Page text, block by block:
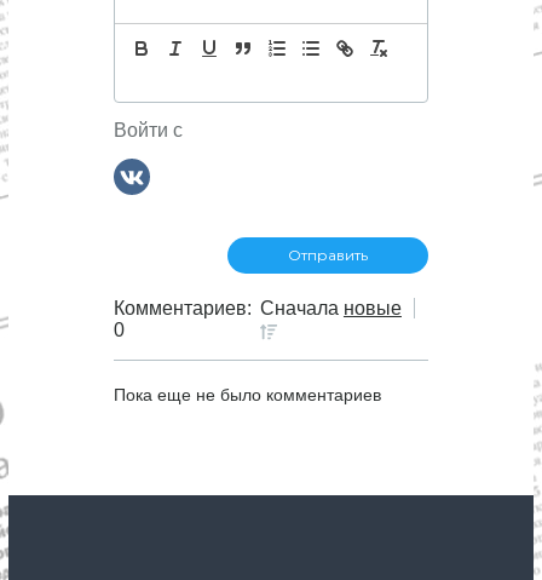
Войти с
Комментариев:
0
Сначала новые
Пока еще не было комментариев